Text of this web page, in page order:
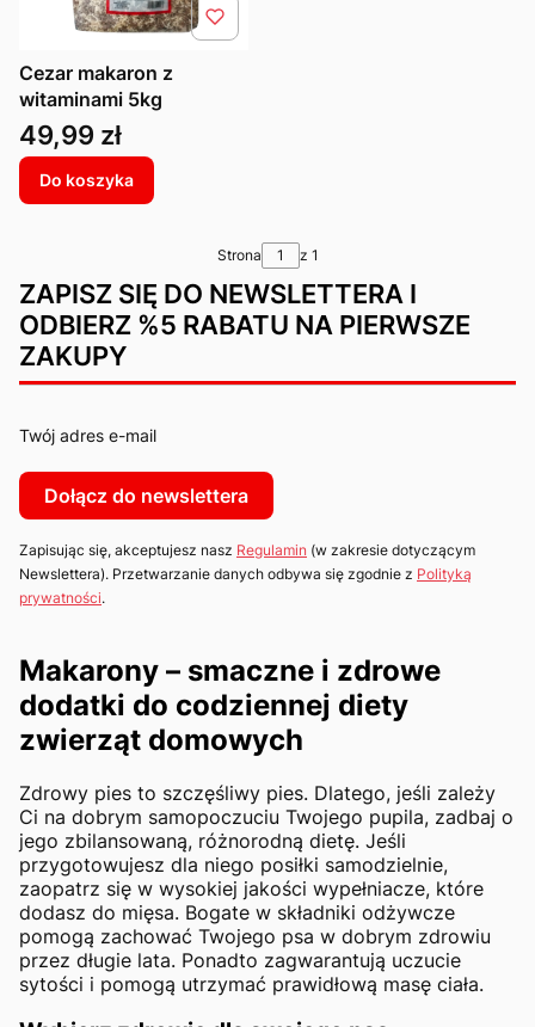
Cezar makaron z
witaminami 5kg
Cena
49,99 zł
Do koszyka
Strona z 1
ZAPISZ SIĘ DO NEWSLETTERA I
ODBIERZ %5 RABATU NA PIERWSZE
ZAKUPY
Twój adres e-mail
Dołącz do newslettera
Zapisując się, akceptujesz nasz Regulamin (w zakresie dotyczącym
Newslettera). Przetwarzanie danych odbywa się zgodnie z Polityką
prywatności.
Makarony – smaczne i zdrowe
dodatki do codziennej diety
zwierząt domowych
Zdrowy pies to szczęśliwy pies. Dlatego, jeśli zależy
Ci na dobrym samopoczuciu Twojego pupila, zadbaj o
jego zbilansowaną, różnorodną dietę. Jeśli
przygotowujesz dla niego posiłki samodzielnie,
zaopatrz się w wysokiej jakości wypełniacze, które
dodasz do mięsa. Bogate w składniki odżywcze
pomogą zachować Twojego psa w dobrym zdrowiu
przez długie lata. Ponadto zagwarantują uczucie
sytości i pomogą utrzymać prawidłową masę ciała.